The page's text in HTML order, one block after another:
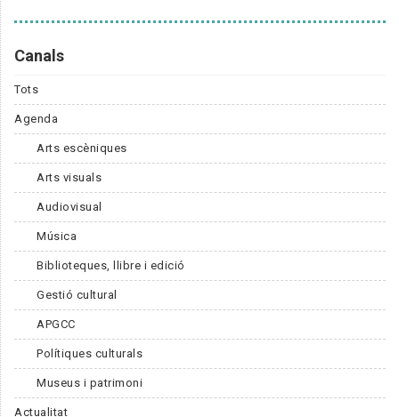
Canals
Tots
Agenda
Arts escèniques
Arts visuals
Audiovisual
Música
Biblioteques, llibre i edició
Gestió cultural
APGCC
Polítiques culturals
Museus i patrimoni
Actualitat